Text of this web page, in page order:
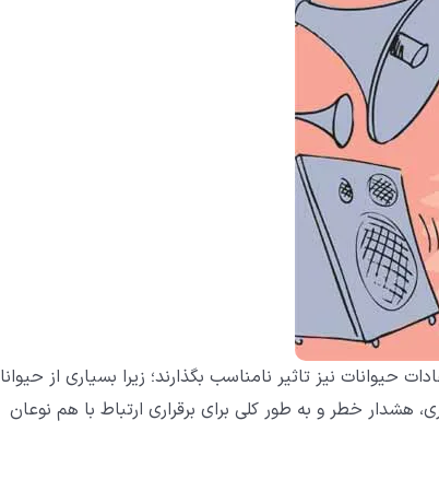
حیوانات نیز تاثیر نامناسب بگذارند؛ زیرا بسیاری از
هشدار خطر و به طور کلی برای برقراری ارتباط با هم نوعان